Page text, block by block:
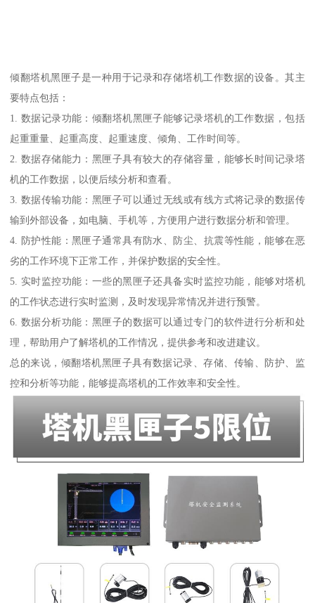
倾翻塔机黑匣子是一种用于记录和存储塔机工作数据的设备。其主
要特点包括：
1. 数据记录功能：倾翻塔机黑匣子能够记录塔机的工作数据，包括
起重重量、起重高度、起重速度、倾角、工作时间等。
2. 数据存储能力：黑匣子具有较大的存储容量，能够长时间记录塔
机的工作数据，以便后续分析和查看。
3. 数据传输功能：黑匣子可以通过无线或有线方式将记录的数据传
输到外部设备，如电脑、手机等，方便用户进行数据分析和管理。
4. 防护性能：黑匣子通常具有防水、防尘、抗震等性能，能够在恶
劣的工作环境下正常工作，并保护数据的安全性。
5. 实时监控功能：一些的黑匣子还具备实时监控功能，能够对塔机
的工作状态进行实时监测，及时发现异常情况并进行预警。
6. 数据分析功能：黑匣子的数据可以通过专门的软件进行分析和处
理，帮助用户了解塔机的工作情况，提供参考和改进建议。
总的来说，倾翻塔机黑匣子具有数据记录、存储、传输、防护、监
控和分析等功能，能够提高塔机的工作效率和安全性。